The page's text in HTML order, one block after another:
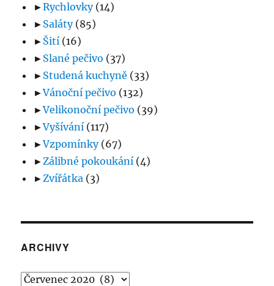
►Rychlovky(14)
► Saláty(85)
► Šití (16)
► Slané pečivo (37)
► Studená kuchyně (33)
►Vánoční pečivo (132)
►Velikonoční pečivo (39)
►Vyšívání (117)
►Vzpomínky(67)
►Zálibné pokoukání (4)
►Zvířátka (3)
ARCHIVY
Archivy